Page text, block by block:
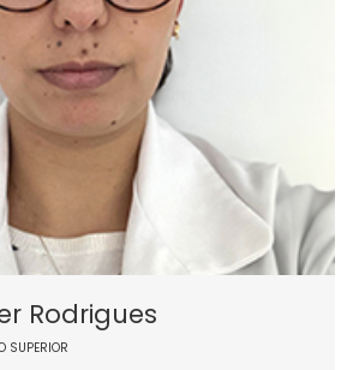
Rodrigues
SUPERIOR